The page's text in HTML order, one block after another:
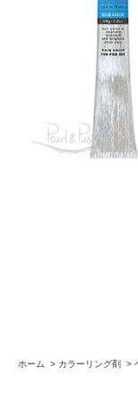
ホーム > カラーリング剤 >